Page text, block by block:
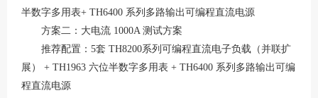
半数字多用表+ TH6400 系列多路输出可编程直流电源
方案二：大电流 1000A 测试方案
推荐配置： 5套 TH8200系列 可编程直流电子负载 （并联扩
展）
+ TH1963 六位半数字多用表 + TH6400 系列多路输出可编
程直流电源